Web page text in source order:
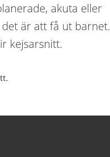
akuta eller
är att få ut barnet.
kejsarsnitt.